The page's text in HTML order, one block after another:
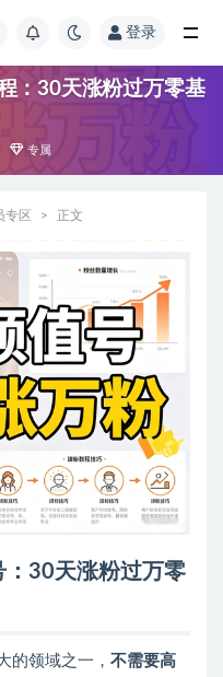
登录
：30天涨粉过万零基
专属
专区 正文
30天涨粉过万零
的领域之一， 不需要高